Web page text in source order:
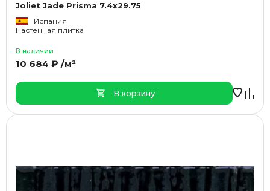
Joliet Jade Prisma 7.4x29.75
Испания
Настенная плитка
В наличии
10 684 ₽ /м²
В корзину